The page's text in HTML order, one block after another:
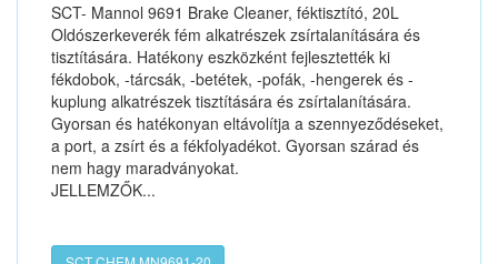
SCT- Mannol 9691 Brake Cleaner, féktisztító, 20L
Oldószerkeverék fém alkatrészek zsírtalanítására és
tisztítására. Hatékony eszközként fejlesztették ki
fékdobok, -tárcsák, -betétek, -pofák, -hengerek és -
kuplung alkatrészek tisztítására és zsírtalanítására.
Gyorsan és hatékonyan eltávolítja a szennyeződéseket,
a port, a zsírt és a fékfolyadékot. Gyorsan szárad és
nem hagy maradványokat.
JELLEMZŐK...